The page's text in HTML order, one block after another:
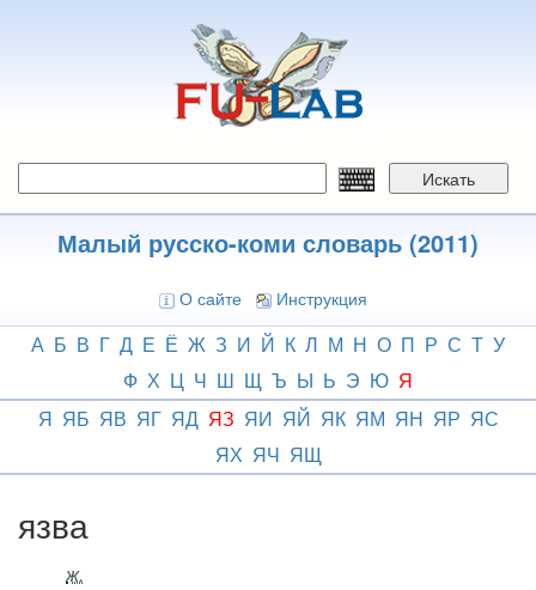
Искать
Малый русско-коми словарь (2011)
О сайте Инструкция
А Б В Г Д Е Ё Ж З И Й К Л М Н О П Р С Т У
Ф Х Ц Ч Ш Щ Ъ Ы Ь Э Ю Я
Я ЯБ ЯВ ЯГ ЯД ЯЗ ЯИ ЯЙ ЯК ЯМ ЯН ЯР ЯС
ЯХ ЯЧ ЯЩ
язва
ж.